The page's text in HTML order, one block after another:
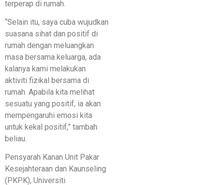
terperap di rumah.
“Selain itu, saya cuba wujudkan
suasana sihat dan positif di
rumah dengan meluangkan
masa bersama keluarga, ada
kalanya kami melakukan
aktiviti fizikal bersama di
rumah. Apabila kita melihat
sesuatu yang positif, ia akan
mempengaruhi emosi kita
untuk kekal positif,” tambah
beliau.
Pensyarah Kanan Unit Pakar
Kesejahteraan dan Kaunseling
(PKPK), Universiti